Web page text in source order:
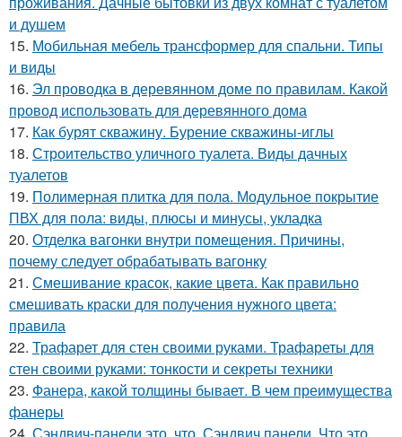
и душем
15. Мобильная мебель трансформер для спальни. Типы
и виды
16. Эл проводка в деревянном доме по правилам. Какой
провод использовать для деревянного дома
17. Как бурят скважину. Бурение скважины-иглы
18. Строительство уличного туалета. Виды дачных
туалетов
19. Полимерная плитка для пола. Модульное покрытие
ПВХ для пола: виды, плюсы и минусы, укладка
20. Отделка вагонки внутри помещения. Причины,
почему следует обрабатывать вагонку
21. Смешивание красок, какие цвета. Как правильно
смешивать краски для получения нужного цвета:
правила
22. Трафарет для стен своими руками. Трафареты для
стен своими руками: тонкости и секреты техники
23. Фанера, какой толщины бывает. В чем преимущества
фанеры